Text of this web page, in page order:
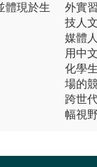
體現於生
外實
技人
媒體
用中
化學
場的
跨世
幅視